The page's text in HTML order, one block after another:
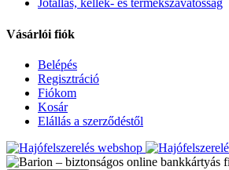
Jótállás, kellék- és termékszavatosság
Vásárlói fiók
Belépés
Regisztráció
Fiókom
Kosár
Elállás a szerződéstől